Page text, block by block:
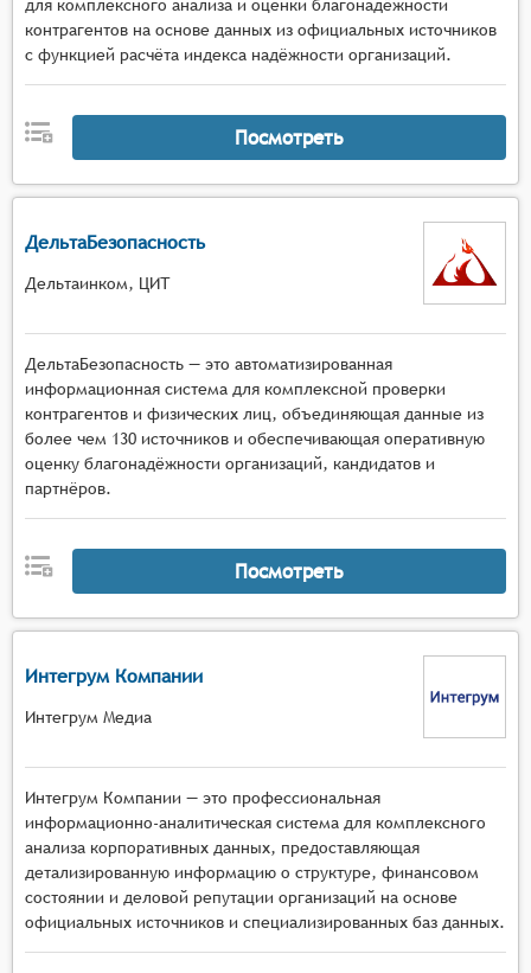
для комплексного анализа и оценки благонадёжности
контрагентов на основе данных из официальных источников
с функцией расчёта индекса надёжности организаций.
Посмотреть
ДельтаБезопасность
Дельтаинком, ЦИТ
ДельтаБезопасность — это автоматизированная
информационная система для комплексной проверки
контрагентов и физических лиц, объединяющая данные из
более чем 130 источников и обеспечивающая оперативную
оценку благонадёжности организаций, кандидатов и
партнёров.
Посмотреть
Интегрум Компании
Интегрум Медиа
Интегрум Компании — это профессиональная
информационно-аналитическая система для комплексного
анализа корпоративных данных, предоставляющая
детализированную информацию о структуре, финансовом
состоянии и деловой репутации организаций на основе
официальных источников и специализированных баз данных.